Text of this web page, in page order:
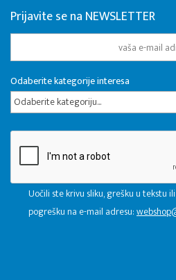
Prijavite se na NEWSLETTER
Odaberite kategorije interesa
Odaberite kategoriju...
Uočili ste krivu sliku, grešku u tekstu
pogrešku na e-mail adresu: